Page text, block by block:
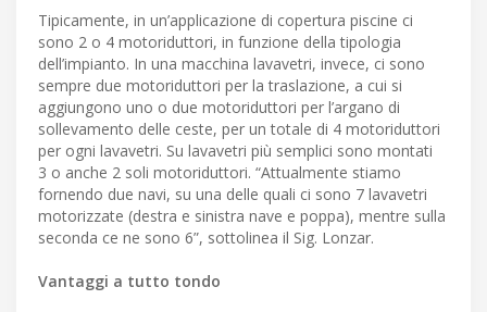
Tipicamente, in un’applicazione di copertura piscine ci
sono 2 o 4 motoriduttori, in funzione della tipologia
dell’impianto. In una macchina lavavetri, invece, ci sono
sempre due motoriduttori per la traslazione, a cui si
aggiungono uno o due motoriduttori per l’argano di
sollevamento delle ceste, per un totale di 4 motoriduttori
per ogni lavavetri. Su lavavetri più semplici sono montati
3 o anche 2 soli motoriduttori. “Attualmente stiamo
fornendo due navi, su una delle quali ci sono 7 lavavetri
motorizzate (destra e sinistra nave e poppa), mentre sulla
seconda ce ne sono 6”, sottolinea il Sig. Lonzar.
Vantaggi a tutto tondo